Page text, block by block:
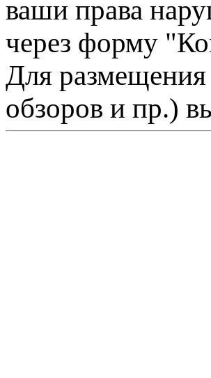
ваши права
через форму
Для размещения
обзоров и пр.)